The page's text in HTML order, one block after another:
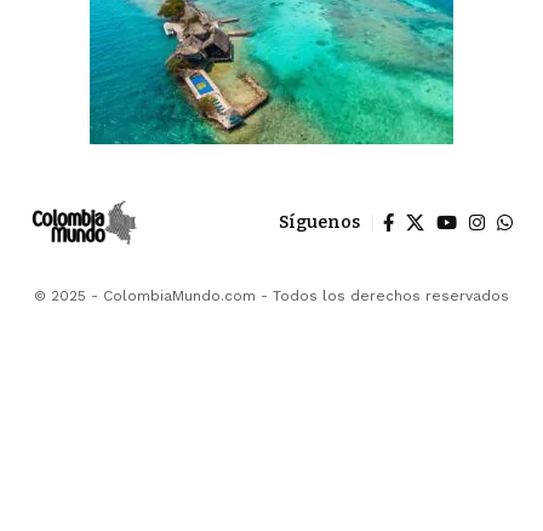
Síguenos
© 2025 - ColombiaMundo.com - Todos los derechos reservados